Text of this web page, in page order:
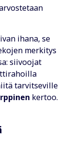
ihana, se
merkitys
siivoojat
tarvitseville
kertoo.